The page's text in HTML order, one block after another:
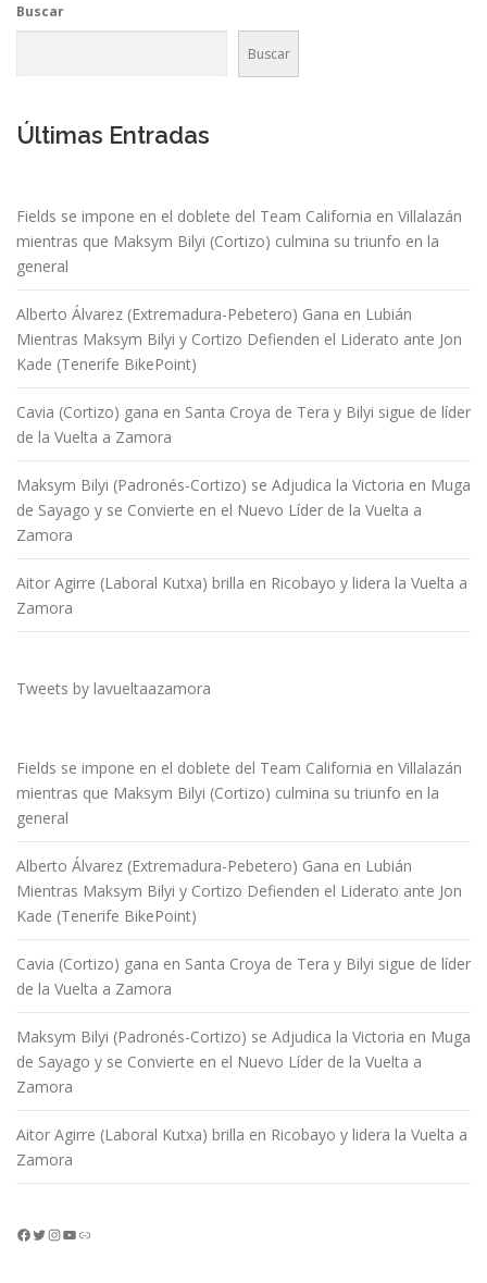
Buscar
Buscar
Últimas Entradas
Fields se impone en el doblete del Team California en Villalazán
mientras que Maksym Bilyi (Cortizo) culmina su triunfo en la
general
Alberto Álvarez (Extremadura-Pebetero) Gana en Lubián
Mientras Maksym Bilyi y Cortizo Defienden el Liderato ante Jon
Kade (Tenerife BikePoint)
Cavia (Cortizo) gana en Santa Croya de Tera y Bilyi sigue de líder
de la Vuelta a Zamora
Maksym Bilyi (Padronés-Cortizo) se Adjudica la Victoria en Muga
de Sayago y se Convierte en el Nuevo Líder de la Vuelta a
Zamora
Aitor Agirre (Laboral Kutxa) brilla en Ricobayo y lidera la Vuelta a
Zamora
Tweets by lavueltaazamora
Fields se impone en el doblete del Team California en Villalazán
mientras que Maksym Bilyi (Cortizo) culmina su triunfo en la
general
Alberto Álvarez (Extremadura-Pebetero) Gana en Lubián
Mientras Maksym Bilyi y Cortizo Defienden el Liderato ante Jon
Kade (Tenerife BikePoint)
Cavia (Cortizo) gana en Santa Croya de Tera y Bilyi sigue de líder
de la Vuelta a Zamora
Maksym Bilyi (Padronés-Cortizo) se Adjudica la Victoria en Muga
de Sayago y se Convierte en el Nuevo Líder de la Vuelta a
Zamora
Aitor Agirre (Laboral Kutxa) brilla en Ricobayo y lidera la Vuelta a
Zamora
Facebook Twitter InstagramYouTube Enlace